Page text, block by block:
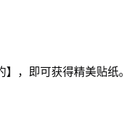
，即可获得精美贴纸